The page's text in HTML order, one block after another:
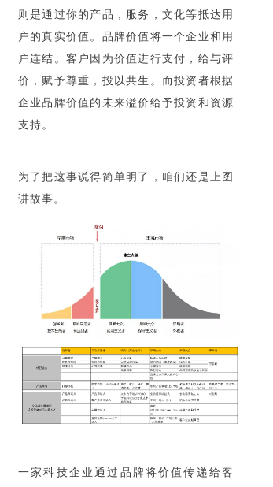
则是通过你的产品，服务，文化等抵达用
户的真实价值。品牌价值将一个企业和用
户连结。客户因为价值进行支付，给与评
价，赋予尊重，投以共生。而投资者根据
企业品牌价值的未来溢价给予投资和资源
支持。
为了把这事说得简单明了，咱们还是上图
讲故事。
一家科技企业通过品牌将价值传递给客